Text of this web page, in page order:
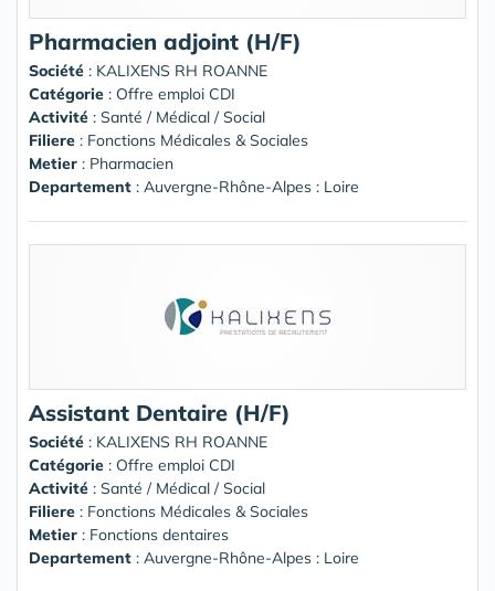
Pharmacien adjoint (H/F)
Société : KALIXENS RH ROANNE
Catégorie : Offre emploi CDI
Activité : Santé / Médical / Social
Filiere : Fonctions Médicales & Sociales
Metier : Pharmacien
Departement : Auvergne-Rhône-Alpes : Loire
Assistant Dentaire (H/F)
Société : KALIXENS RH ROANNE
Catégorie : Offre emploi CDI
Activité : Santé / Médical / Social
Filiere : Fonctions Médicales & Sociales
Metier : Fonctions dentaires
Departement : Auvergne-Rhône-Alpes : Loire